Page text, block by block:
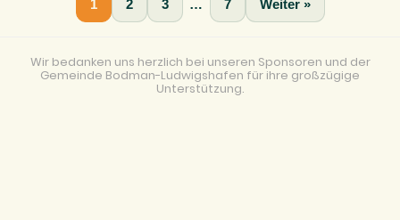
1 2 3 … 7 Weiter »
Wir bedanken uns herzlich bei unseren Sponsoren und der
Gemeinde Bodman-Ludwigshafen für ihre großzügige
Unterstützung.